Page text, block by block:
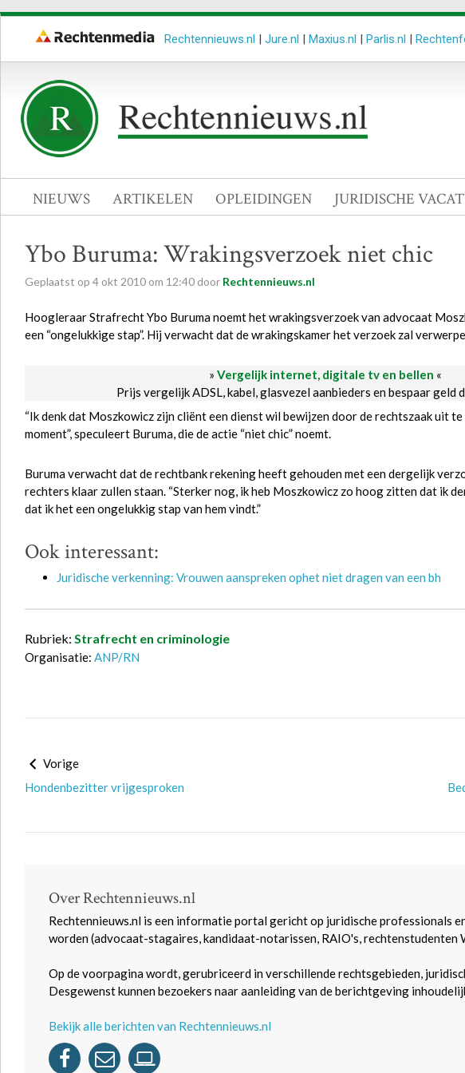
Rechtennieuws.nl | Jure.nl | Maxius.nl | Parlis.nl |
NIEUWS ARTIKELEN OPLEIDINGEN JURIDISCHE
Ybo Buruma: Wrakingsverzoek niet chic
Geplaatst op 4 okt 2010 om 12:40 door Rechtennieuws.nl
Hoogleraar Strafrecht Ybo Buruma noemt het wrakingsverzoek van advocaat
een “ongelukkige stap”. Hij verwacht dat de wrakingskamer het verzoek zal
» Vergelijk internet, digitale tv en bellen «
Prijs vergelijk ADSL, kabel, glasvezel aanbieders en bespaar geld
“Ik denk dat Moszkowicz zijn cliënt een dienst wil bewijzen door de rechtszaak uit
moment”, speculeert Buruma, die de actie “niet chic” noemt.
Buruma verwacht dat de rechtbank rekening heeft gehouden met een dergelijk
rechters klaar zullen staan. “Sterker nog, ik heb Moszkowicz zo hoog zitten dat ik
dat ik het een ongelukkig stap van hem vindt.”
Ook interessant:
Juridische verkenning: Vrouwen aanspreken ophet niet dragen van een bh
Rubriek: Strafrecht en criminologie
Organisatie: ANP/RN
Vorige
Hondenbezitter vrijgesproken
Over Rechtennieuws.nl
Rechtennieuws.nl is een informatie portal gericht op juridische professionals
worden (advocaat-stagaires, kandidaat-notarissen, RAIO's, rechtenstudenten
Op de voorpagina wordt, gerubriceerd in verschillende rechtsgebieden,
Desgewenst kunnen bezoekers naar aanleiding van de berichtgeving
Bekijk alle berichten van Rechtennieuws.nl